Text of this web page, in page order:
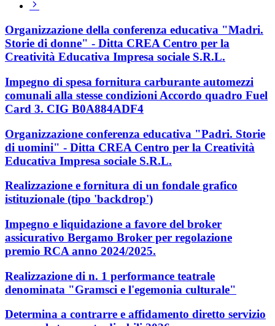
Organizzazione della conferenza educativa "Madri.
Storie di donne" - Ditta CREA Centro per la
Creatività Educativa Impresa sociale S.R.L.
Impegno di spesa fornitura carburante automezzi
comunali alla stesse condizioni Accordo quadro Fuel
Card 3. CIG B0A884ADF4
Organizzazione conferenza educativa "Padri. Storie
di uomini" - Ditta CREA Centro per la Creatività
Educativa Impresa sociale S.R.L.
Realizzazione e fornitura di un fondale grafico
istituzionale (tipo 'backdrop')
Impegno e liquidazione a favore del broker
assicurativo Bergamo Broker per regolazione
premio RCA anno 2024/2025.
Realizzazione di n. 1 performance teatrale
denominata "Gramsci e l'egemonia culturale"
Determina a contrarre e affidamento diretto servizio